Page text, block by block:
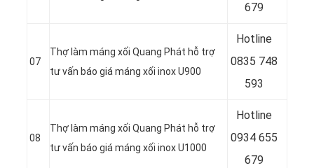
679
07
Thợ làm máng xối Quang Phát hỗ trợ
tư vấn báo giá máng xối inox U900
Hotline
0835 748
593
08
Thợ làm máng xối Quang Phát hỗ trợ
tư vấn báo giá máng xối inox U1000
Hotline
0934 655
679